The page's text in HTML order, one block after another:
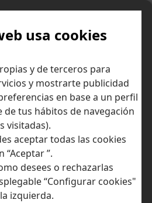
usa cookies
y de terceros para
y mostrarte publicidad
en base a un perfil
tus hábitos de navegación
visitadas).
aceptar todas las cookies
”.
desees o rechazarlas
“Configurar cookies"
izquierda.
Ir a Self Bank »
Self